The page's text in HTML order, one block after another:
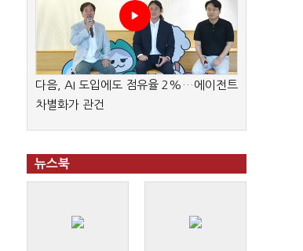
다음, AI 도입에도 점유율 2%…에이전트
차별화가 관건
뉴스북